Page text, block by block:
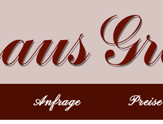
Anfrage Preise